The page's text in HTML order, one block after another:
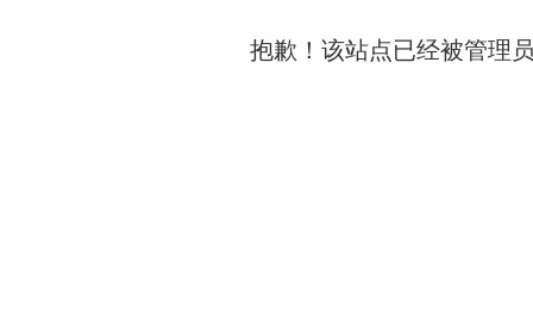
抱歉！该站点已经被管理